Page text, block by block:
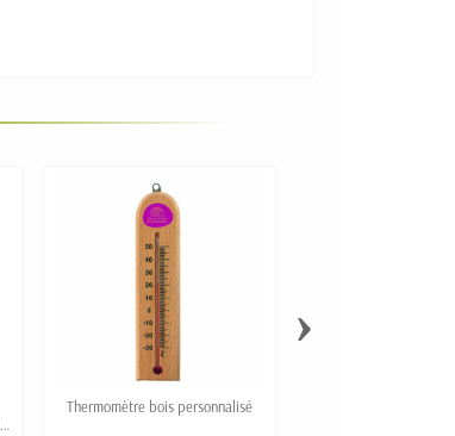
Thermomètre bois personnalisé
›